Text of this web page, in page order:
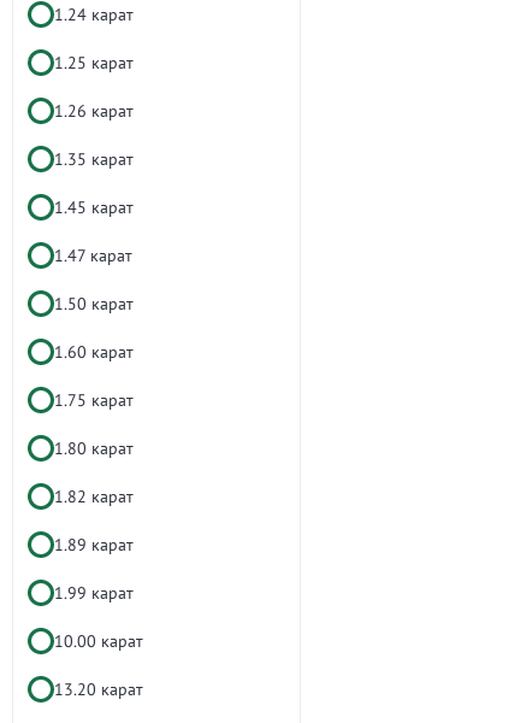
1.24 карат
1.25 карат
1.26 карат
1.35 карат
1.45 карат
1.47 карат
1.50 карат
1.60 карат
1.75 карат
1.80 карат
1.82 карат
1.89 карат
1.99 карат
10.00 карат
13.20 карат